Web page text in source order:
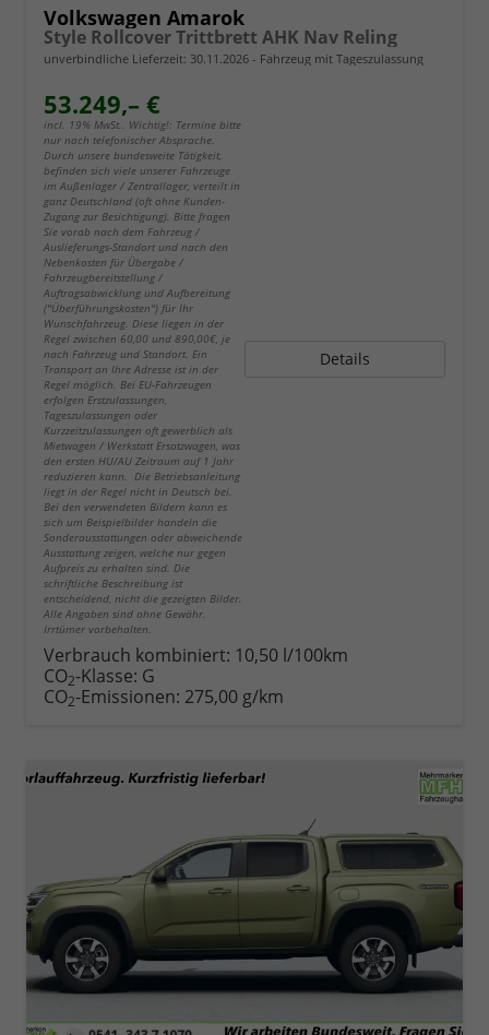
Volkswagen Amarok
Style Rollcover Trittbrett AHK Nav Reling
unverbindliche Lieferzeit: 30.11.2026 Fahrzeug mit Tageszulassung
53.249,– €
incl. 19% MwSt.. Wichtig!: Termine bitte
nur nach telefonischer Absprache.
Durch unsere bundesweite Tätigkeit,
befinden sich viele unserer Fahrzeuge
im Außenlager / Zentrallager, verteilt in
ganz Deutschland (oft ohne Kunden-
Zugang zur Besichtigung). Bitte fragen
Sie vorab nach dem Fahrzeug /
Auslieferungs-Standort und nach den
Nebenkosten für Übergabe /
Fahrzeugbereitstellung /
Auftragsabwicklung und Aufbereitung
("Überführungskosten") für Ihr
Wunschfahrzeug. Diese liegen in der
Regel zwischen 60,00 und 890,00€, je
nach Fahrzeug und Standort. Ein
Transport an Ihre Adresse ist in der
Regel möglich. Bei EU-Fahrzeugen
erfolgen Erstzulassungen,
Tageszulassungen oder
Kurzzeitzulassungen oft gewerblich als
Mietwagen / Werkstatt Ersatzwagen, was
den ersten HU/AU Zeitraum auf 1 Jahr
reduzieren kann. Die Betriebsanleitung
liegt in der Regel nicht in Deutsch bei.
Bei den verwendeten Bildern kann es
sich um Beispielbilder handeln die
Sonderausstattungen oder abweichende
Ausstattung zeigen, welche nur gegen
Aufpreis zu erhalten sind. Die
schriftliche Beschreibung ist
entscheidend, nicht die gezeigten Bilder.
Alle Angaben sind ohne Gewähr.
Irrtümer vorbehalten.
Details
Verbrauch kombiniert: 10,50 l/100km
CO2-Klasse: G
CO2-Emissionen: 275,00 g/km